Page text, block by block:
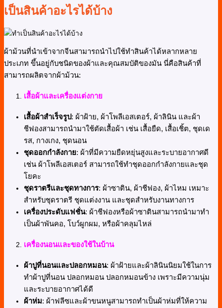
เป็นสินค้าอะไรได้บ้าง
ผ้าม้วนที่นำเข้าจากจีนสามารถนำไปใช้ทำสินค้าได้หลากหลาย
ประเภท ขึ้นอยู่กับชนิดของผ้าและคุณสมบัติของมัน นี่คือสินค้าที่
สามารถผลิตจากผ้าม้วน:
เสื้อผ้าและเครื่องแต่งกาย
เสื้อผ้าสำเร็จรูป: ผ้าฝ้าย, ผ้าโพลีเอสเตอร์, ผ้าลินิน และผ้า
ชีฟองสามารถนำมาใช้ตัดเสื้อผ้า เช่น เสื้อยืด, เสื้อเชิ้ต, ชุดเด
รส, กางเกง, ชุดนอน
ชุดออกกำลังกาย: ผ้าที่มีความยืดหยุ่นสูงและระบายอากาศดี
เช่น ผ้าโพลีเอสเตอร์ สามารถใช้ทำชุดออกกำลังกายและชุด
โยคะ
ชุดราตรีและชุดทางการ: ผ้าซาติน, ผ้าชีฟอง, ผ้าไหม เหมาะ
สำหรับชุดราตรี ชุดแต่งงาน และชุดสำหรับงานทางการ
เครื่องประดับแฟชั่น: ผ้าชีฟองหรือผ้าซาตินสามารถนำมาทำ
เป็นผ้าพันคอ, โบว์ผูกผม, หรือผ้าคลุมไหล่
เครื่องนอนและของใช้ในบ้าน
ผ้าปูที่นอนและปลอกหมอน: ผ้าฝ้ายและผ้าลินินนิยมใช้ในการ
ทำผ้าปูที่นอน ปลอกหมอน ปลอกหมอนข้าง เพราะมีความนุ่ม
และระบายอากาศได้ดี
ผ้าห่ม: ผ้าฟลีซและผ้าขนหนูสามารถทำเป็นผ้าห่มที่ให้ความ